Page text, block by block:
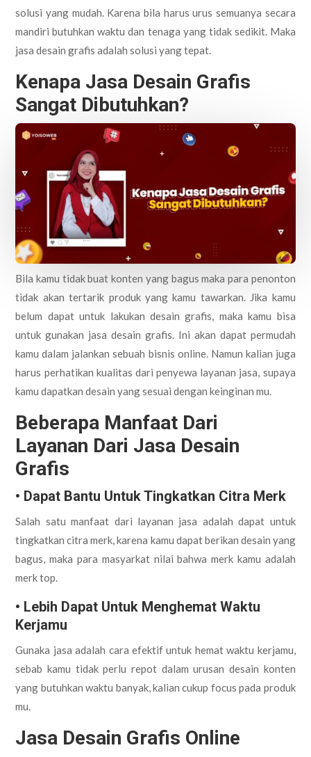
solusi yang mudah. Karena bila harus urus semuanya secara
mandiri butuhkan waktu dan tenaga yang tidak sedikit. Maka
jasa desain grafis adalah solusi yang tepat.
Kenapa Jasa Desain Grafis
Sangat Dibutuhkan?
Bila kamu tidak buat konten yang bagus maka para penonton
tidak akan tertarik produk yang kamu tawarkan. Jika kamu
belum dapat untuk lakukan desain grafis, maka kamu bisa
untuk gunakan jasa desain grafis. Ini akan dapat permudah
kamu dalam jalankan sebuah bisnis online. Namun kalian juga
harus perhatikan kualitas dari penyewa layanan jasa, supaya
kamu dapatkan desain yang sesuai dengan keinginan mu.
Beberapa Manfaat Dari
Layanan Dari Jasa Desain
Grafis
• Dapat Bantu Untuk Tingkatkan Citra Merk
Salah satu manfaat dari layanan jasa adalah dapat untuk
tingkatkan citra merk, karena kamu dapat berikan desain yang
bagus, maka para masyarkat nilai bahwa merk kamu adalah
merk top.
• Lebih Dapat Untuk Menghemat Waktu
Kerjamu
Gunaka jasa adalah cara efektif untuk hemat waktu kerjamu,
sebab kamu tidak perlu repot dalam urusan desain konten
yang butuhkan waktu banyak, kalian cukup focus pada produk
mu.
Jasa Desain Grafis Online